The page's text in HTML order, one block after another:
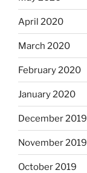
April 2020
March 2020
February 2020
January 2020
December 2019
November 2019
October 2019